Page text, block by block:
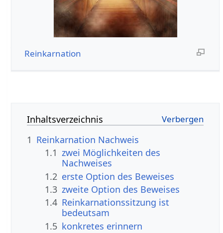
Reinkarnation
Inhaltsverzeichnis
1 Reinkarnation Nachweis
1.1 zwei Möglichkeiten des
Nachweises
1.2 erste Option des Beweises
1.3 zweite Option des Beweises
1.4 Reinkarnationssitzung ist
bedeutsam
1.5 konkretes erinnern